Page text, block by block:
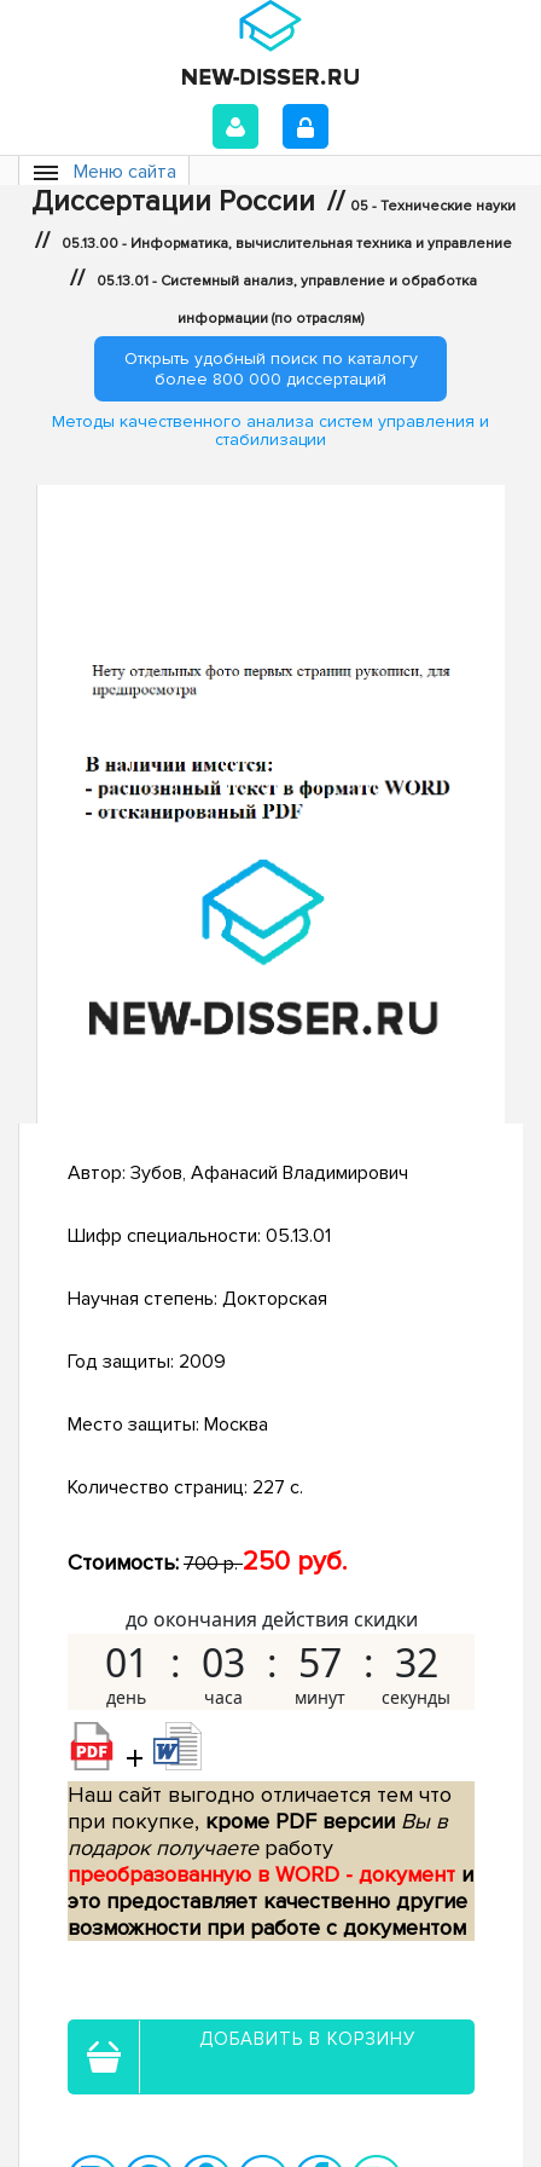
Меню сайта
Диссертации России // 05 - Технические науки
// 05.13.00 - Информатика, вычислительная техника и управление
// 05.13.01 - Системный анализ, управление и обработка
информации (по отраслям)
Открыть удобный поиск по каталогу
более 800 000 диссертаций
Методы качественного анализа систем управления и
стабилизации
Автор: Зубов, Афанасий Владимирович
Шифр специальности: 05.13.01
Научная степень: Докторская
Год защиты: 2009
Место защиты: Москва
Количество страниц: 227 с.
Стоимость: 700 р.250 руб.
до окончания действия скидки
01 03 57 31
+
Наш сайт выгодно отличается тем что
при покупке, кроме PDF версии Вы в
подарок получаетеработу
преобразованную в WORD - документ и
это предоставляет качественно другие
возможности при работе с документом
ДОБАВИТЬ В КОРЗИНУ